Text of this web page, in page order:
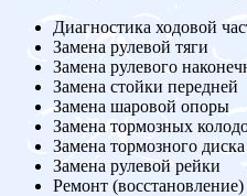
Диагностика ходовой
Замена рулевой тяги
Замена рулевого
Замена стойки передней
Замена шаровой опоры
Замена тормозных
Замена тормозного диска
Замена рулевой рейки
Ремонт